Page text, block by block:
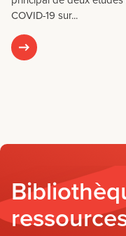
COVID-19 sur...